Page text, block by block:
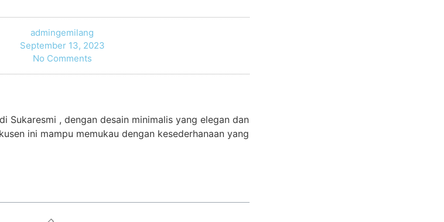
admingemilang
September 13, 2023
No Comments
Sukaresmi , dengan desain minimalis yang elegan dan
ini mampu memukau dengan kesederhanaan yang